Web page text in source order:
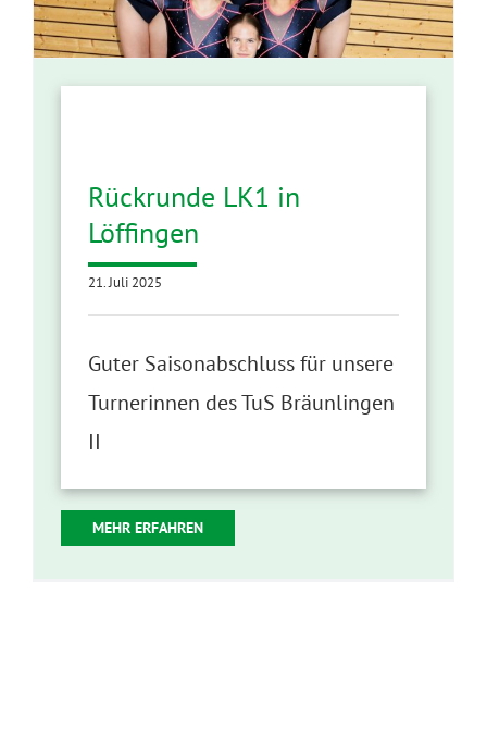
Rückrunde LK1 in
Löffingen
21. Juli 2025
Guter Saisonabschluss für unsere
Turnerinnen des TuS Bräunlingen
II
MEHR ERFAHREN